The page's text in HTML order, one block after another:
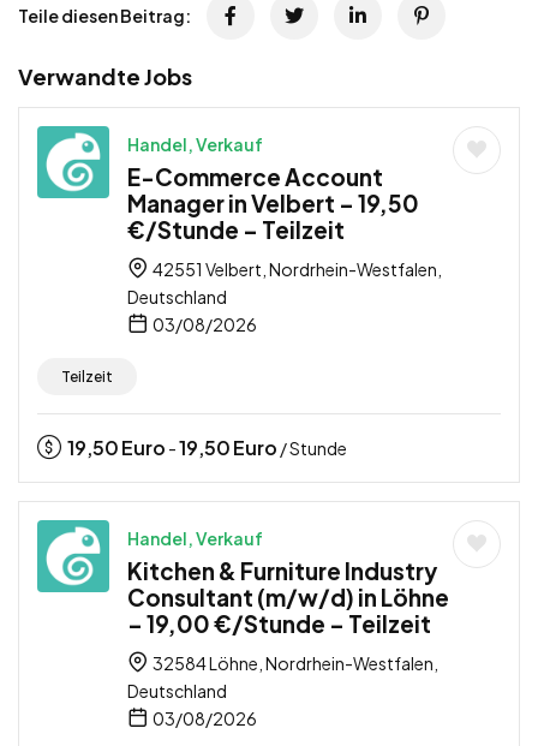
Teile diesen Beitrag:
Verwandte Jobs
Handel, Verkauf
E-Commerce Account
Manager in Velbert – 19,50
€/Stunde – Teilzeit
42551 Velbert, Nordrhein-Westfalen,
Deutschland
03/08/2026
Teilzeit
19,50Euro -19,50Euro / Stunde
Handel, Verkauf
Kitchen & Furniture Industry
Consultant (m/w/d) in Löhne
– 19,00 €/Stunde – Teilzeit
32584 Löhne, Nordrhein-Westfalen,
Deutschland
03/08/2026